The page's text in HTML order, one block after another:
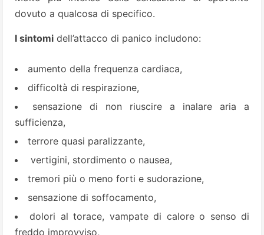
dovuto a qualcosa di specifico.
I sintomi dell’attacco di panico includono:
aumento della frequenza cardiaca,
difficoltà di respirazione,
sensazione di non riuscire a inalare aria a
sufficienza,
terrore quasi paralizzante,
vertigini, stordimento o nausea,
tremori più o meno forti e sudorazione,
sensazione di soffocamento,
dolori al torace, vampate di calore o senso di
freddo improvviso,